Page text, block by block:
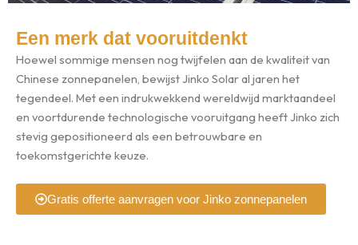
Een merk dat vooruitdenkt
Hoewel sommige mensen nog twijfelen aan de kwaliteit van
Chinese zonnepanelen, bewijst Jinko Solar al jaren het
tegendeel. Met een indrukwekkend wereldwijd marktaandeel
en voortdurende technologische vooruitgang heeft Jinko zich
stevig gepositioneerd als een betrouwbare en
toekomstgerichte keuze.
Gratis offerte aanvragen voor Jinko zonnepanelen